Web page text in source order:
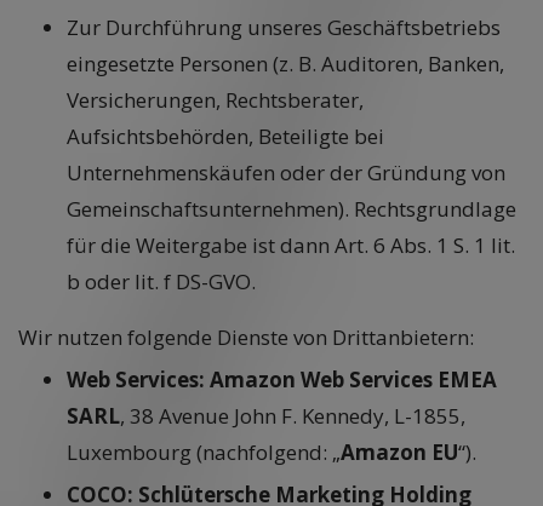
Zur Durchführung unseres Geschäftsbetriebs
eingesetzte Personen (z. B. Auditoren, Banken,
Versicherungen, Rechtsberater,
Aufsichtsbehörden, Beteiligte bei
Unternehmenskäufen oder der Gründung von
Gemeinschaftsunternehmen). Rechtsgrundlage
für die Weitergabe ist dann Art. 6 Abs. 1 S. 1 lit.
b oder lit. f DS-GVO.
Wir nutzen folgende Dienste von Drittanbietern:
Web Services: Amazon Web Services EMEA
SARL, 38 Avenue John F. Kennedy, L-1855,
Luxembourg (nachfolgend: „Amazon EU“).
COCO: Schlütersche Marketing Holding